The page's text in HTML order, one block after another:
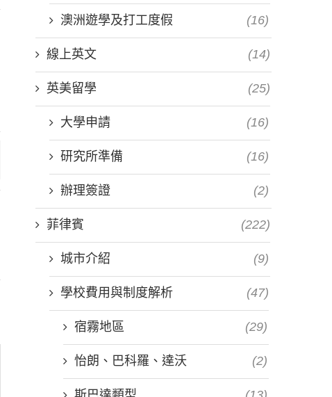
澳洲遊學及打工度假 (16)
線上英文 (14)
英美留學 (25)
大學申請 (16)
研究所準備 (16)
辦理簽證 (2)
菲律賓 (222)
城市介紹 (9)
學校費用與制度解析 (47)
宿霧地區 (29)
怡朗、巴科羅、達沃 (2)